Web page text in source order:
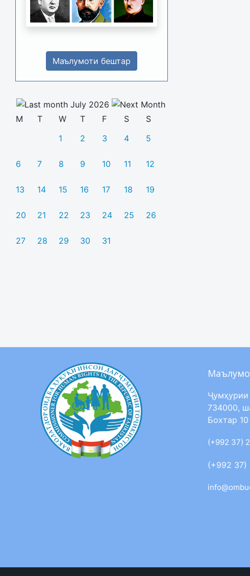
Маълумоти бештар
July 2026
M
T W T F S
S
1
2 3 4 5
6 7 8 9 10 11 12
13 14 15 16 17 18 19
20 21 22 23 24 25 26
27 28 29 30 31
Ҷумҳурии
734000,
Бохтар 10
(+992 37)
(+992 37)